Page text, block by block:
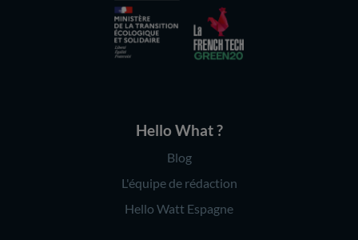
Hello What ?
Blog
L'équipe de rédaction
Hello Watt Espagne